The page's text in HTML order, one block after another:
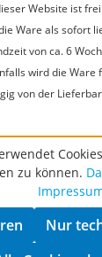
Website ist
Ware als sofort
von ca. 6
wird die
von der
zu können.
Nur